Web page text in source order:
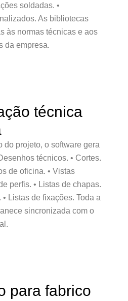
soldadas. •
As bibliotecas
às normas técnicas e aos
da empresa.
técnica
do projeto, o software gera
técnicos. • Cortes.
de oficina. • Vistas
perfis. • Listas de chapas.
Listas de fixações. Toda a
sincronizada com o
para fabrico